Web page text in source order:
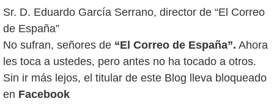
Sr. D. Eduardo García Serrano, director de “El Correo
de España”
No sufran, señores de “El Correo de España”. Ahora
les toca a ustedes, pero antes no ha tocado a otros.
Sin ir más lejos, el titular de este Blog lleva bloqueado
en Facebook